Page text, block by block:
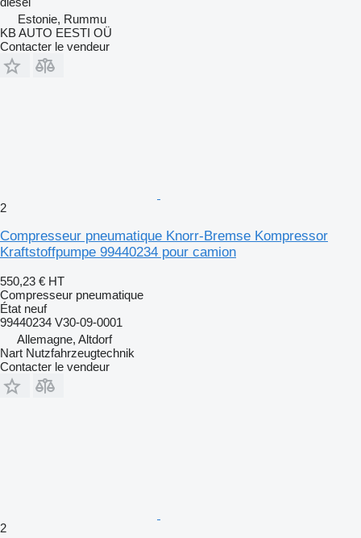
Estonie, Rummu
KB AUTO EESTI OÜ
Contacter le vendeur
2
Compresseur pneumatique Knorr-Bremse Kompressor
Kraftstoffpumpe 99440234 pour camion
550,23 € HT
Compresseur pneumatique
État neuf
99440234 V30-09-0001
Allemagne, Altdorf
Nart Nutzfahrzeugtechnik
Contacter le vendeur
2